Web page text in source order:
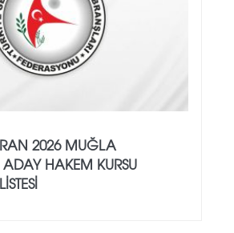
2026 MUĞLA
HAKEM KURSU